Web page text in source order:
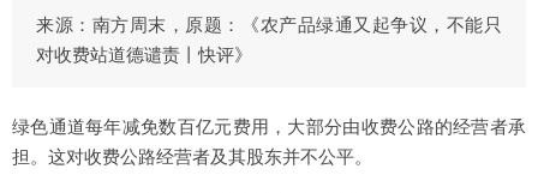
来源：南方周末，原题：《农产品绿通又起争议，不能只
对收费站道德谴责丨快评》
绿色通道每年减免数百亿元费用，大部分由收费公路的经营者承
担。这对收费公路经营者及其股东并不公平。